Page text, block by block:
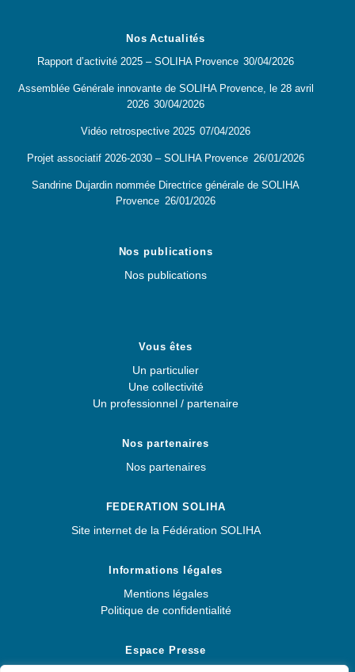
Nos Actualités
Rapport d’activité 2025 – SOLIHA Provence 30/04/2026
Assemblée Générale innovante de SOLIHA Provence, le 28 avril
2026 30/04/2026
Vidéo retrospective 2025 07/04/2026
Projet associatif 2026-2030 – SOLIHA Provence 26/01/2026
Sandrine Dujardin nommée Directrice générale de SOLIHA
Provence 26/01/2026
Nos publications
Nos publications
Vous êtes
Un particulier
Une collectivité
Un professionnel / partenaire
Nos partenaires
Nos partenaires
FEDERATION SOLIHA
Site internet de la Fédération SOLIHA
Informations légales
Mentions légales
Politique de confidentialité
Espace Presse